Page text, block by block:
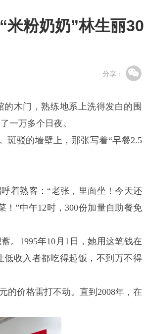
粉奶奶”林生丽30
分享：
木门，熟练地系上洗得发白的围
一万多个日夜。
斑驳的墙壁上，那张写着“早餐2.5
着熟客：“老张，里面坐！今天还
”中午12时，300份加量自助餐免
。1995年10月1日，她用这笔钱在
收入者都吃得起饭，不到万不得
的价格雷打不动。直到2008年，在